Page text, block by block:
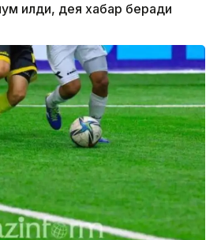
қилди, дея хабар беради